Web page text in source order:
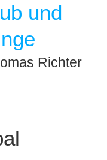
und
Richter